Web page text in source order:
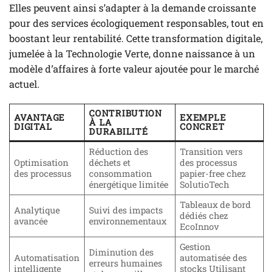
Elles peuvent ainsi s’adapter à la demande croissante
pour des services écologiquement responsables, tout en
boostant leur rentabilité. Cette transformation digitale,
jumelée à la Technologie Verte, donne naissance à un
modèle d’affaires à forte valeur ajoutée pour le marché
actuel.
AVANTAGE
DIGITAL
CONTRIBUTION
À LA
DURABILITÉ
EXEMPLE
CONCRET
Optimisation
des processus
Réduction des
déchets et
consommation
énergétique limitée
Transition vers
des processus
papier-free chez
SolutioTech
Analytique
avancée
Suivi des impacts
environnementaux
Tableaux de bord
dédiés chez
EcoInnov
Automatisation
intelligente
Diminution des
erreurs humaines
Gestion
automatisée des
stocks Utilisant